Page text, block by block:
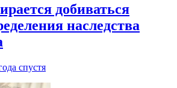
добиваться
наследства
спустя